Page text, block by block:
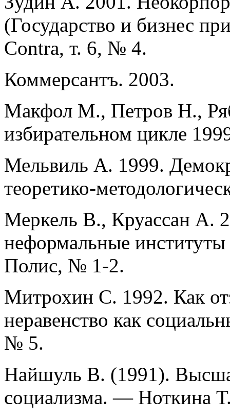
(Государство и бизнес
Contra, т. 6, № 4.
Коммерсантъ. 2003.
Макфол М., Петров Н.,
избирательном цикле
Мельвиль А. 1999.
теоретико-
Меркель В., Круассан А.
неформальные
Полис, № 1-2.
Митрохин С. 1992. Как
неравенство как
№ 5.
Найшуль В. (1991).
социализма. — Ноткина